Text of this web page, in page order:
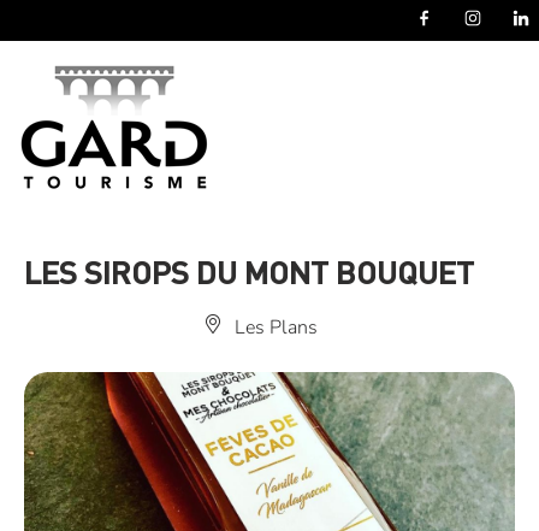
LES SIROPS DU MONT BOUQUET
Les Plans